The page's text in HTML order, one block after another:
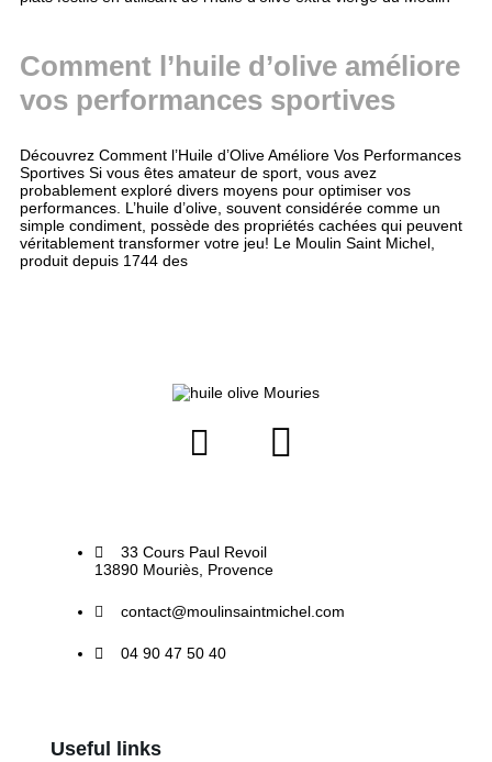
Comment l’huile d’olive améliore
vos performances sportives
Découvrez Comment l’Huile d’Olive Améliore Vos Performances
Sportives Si vous êtes amateur de sport, vous avez
probablement exploré divers moyens pour optimiser vos
performances. L’huile d’olive, souvent considérée comme un
simple condiment, possède des propriétés cachées qui peuvent
véritablement transformer votre jeu! Le Moulin Saint Michel,
produit depuis 1744 des
33 Cours Paul Revoil
13890 Mouriès, Provence
contact@moulinsaintmichel.com
04 90 47 50 40
Useful links